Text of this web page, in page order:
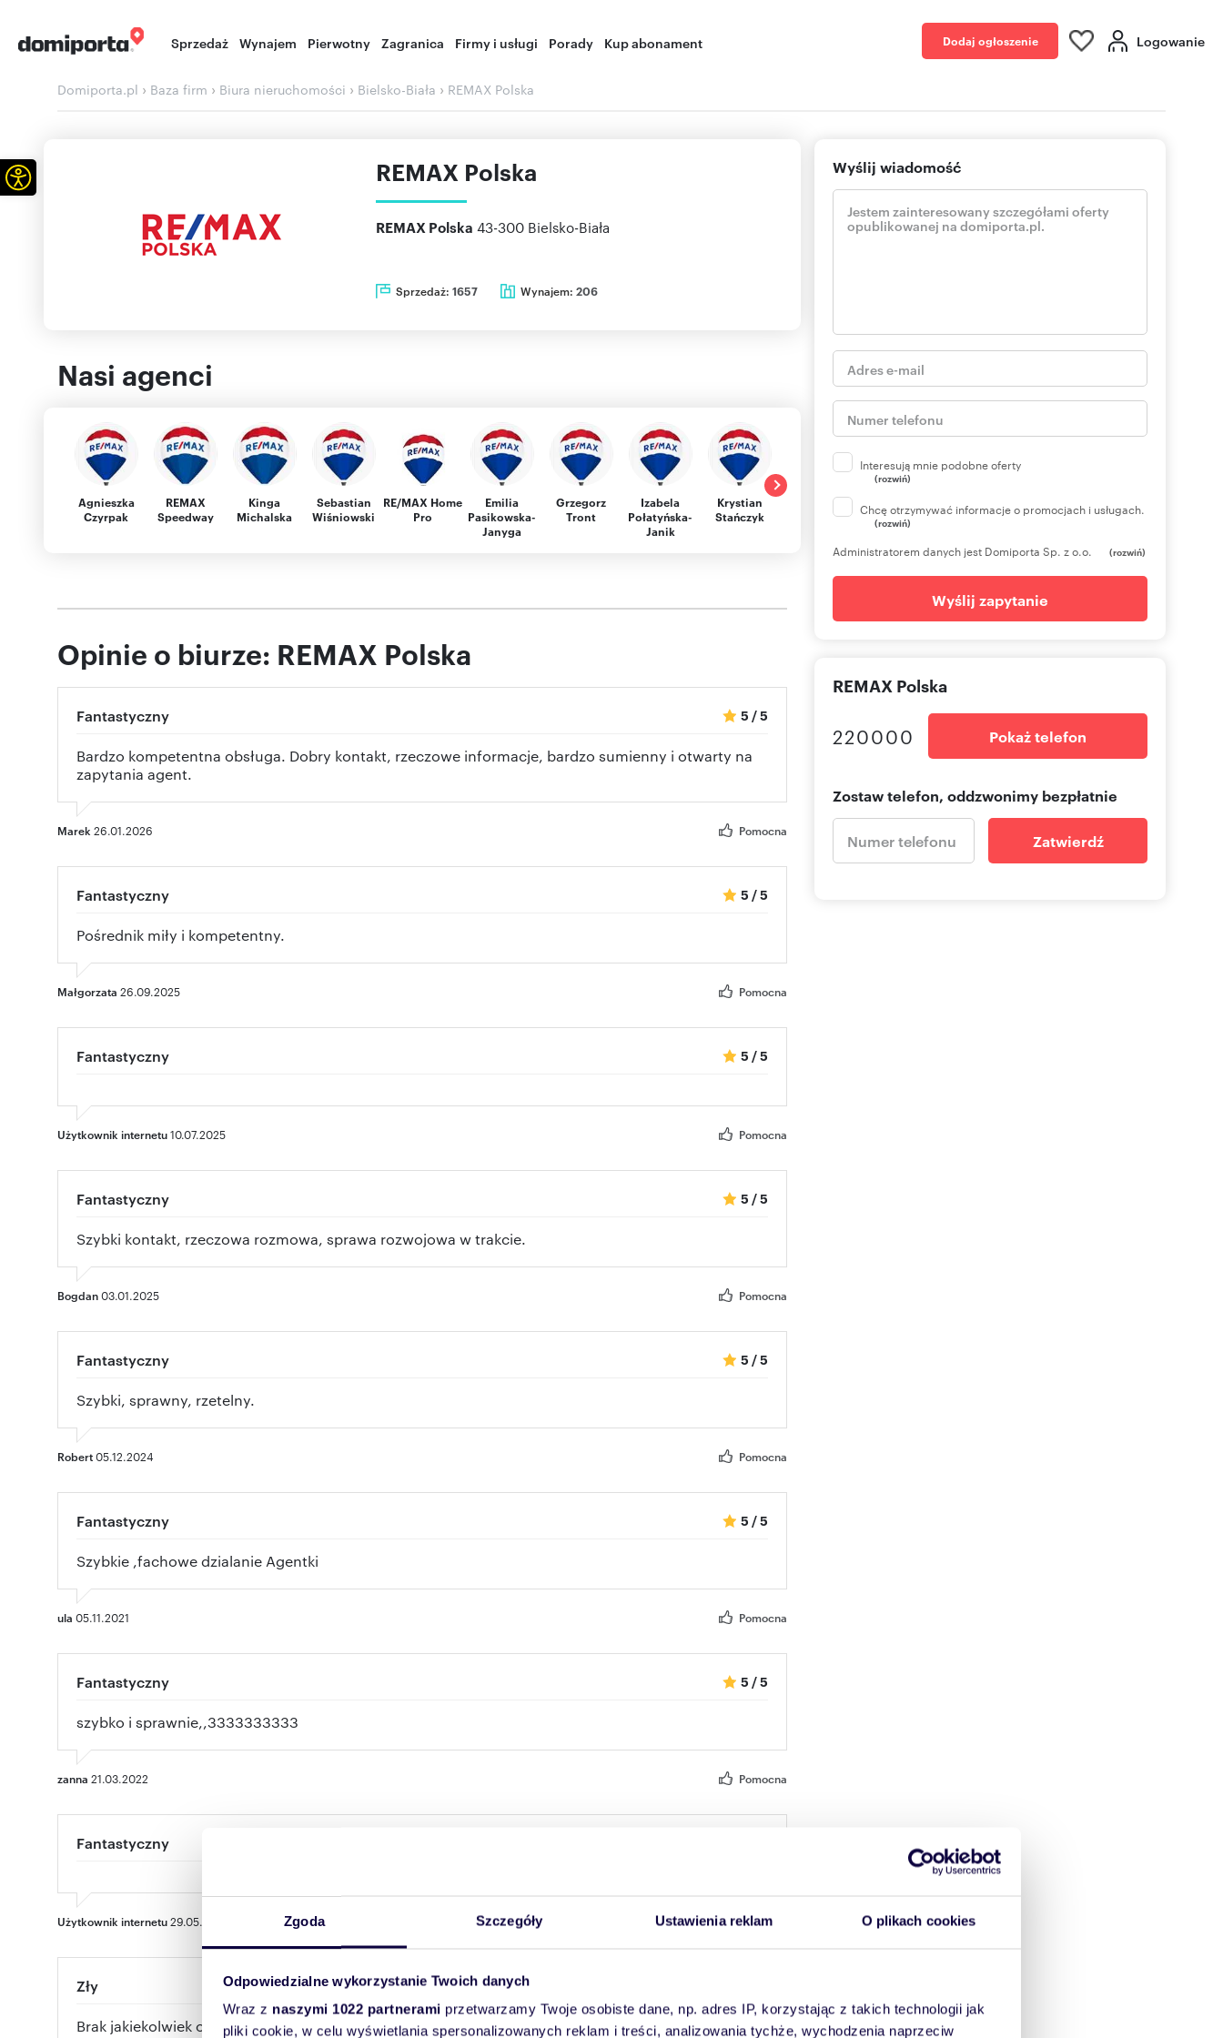
Zgoda Szczegóły Ustawienia reklam O plikach cookies
Odpowiedzialne wykorzystanie Twoich danych
Wraz z naszymi 1022 partnerami przetwarzamy Twoje osobiste dane, np. adres IP, korzystając z takich technologii jak
pliki cookie, w celu wyświetlania spersonalizowanych reklam i treści, analizowania tychże, wychodzenia naprzeciw
Sprzedaż Wynajem Pierwotny Zagranica Firmy i usługi Porady Kup abonament Dodaj ogłoszenie Logowanie
Domiporta.pl › Baza firm › Biura nieruchomości › Bielsko-Biała › REMAX Polska
REMAX Polska
REMAX Polska 43-300 Bielsko-Biała
Sprzedaż: 1657 Wynajem: 206
Nasi agenci
Agnieszka
Czyrpak
REMAX
Speedway
Kinga
Michalska
Sebastian
Wiśniowski
RE/MAX Home
Pro
Emilia
Pasikowska-
Janyga
Grzegorz
Tront
Izabela
Połatyńska-
Janik
Krystian
Stańczyk
Weronika
Filipiak
Walczak
Marciniak
Opinie o biurze: REMAX Polska
Fantastyczny 5 /5
Bardzo kompetentna obsługa. Dobry kontakt, rzeczowe informacje, bardzo sumienny i otwarty na
zapytania agent.
Marek 26.01.2026 Pomocna
Fantastyczny 5 /5
Pośrednik miły i kompetentny.
Małgorzata 26.09.2025 Pomocna
Fantastyczny 5 /5
Użytkownik internetu10.07.2025 Pomocna
Fantastyczny 5 /5
Szybki kontakt, rzeczowa rozmowa, sprawa rozwojowa w trakcie.
Bogdan03.01.2025 Pomocna
Fantastyczny 5 /5
Szybki, sprawny, rzetelny.
Robert05.12.2024 Pomocna
Fantastyczny 5 /5
Szybkie ,fachowe dzialanie Agentki
ula 05.11.2021 Pomocna
Fantastyczny 5 /5
szybko i sprawnie,,3333333333
zanna 21.03.2022 Pomocna
Fantastyczny
Użytkownik internetu29.05.2022 Pomocna
Zły
Brak jakiekolwiek odpowiedzi ze strony pośrednika
Wyślij wiadomość
Interesują mnie podobne oferty
(rozwiń)
Chcę otrzymywać informacje o promocjach i usługach.
(rozwiń)
Administratorem danych jest Domiporta Sp. z o.o. (rozwiń)
Wyślij zapytanie
REMAX Polska
220000 Pokaż telefon
Zostaw telefon, oddzwonimy bezpłatnie
Zatwierdź
Otwórz pasek narzędzi